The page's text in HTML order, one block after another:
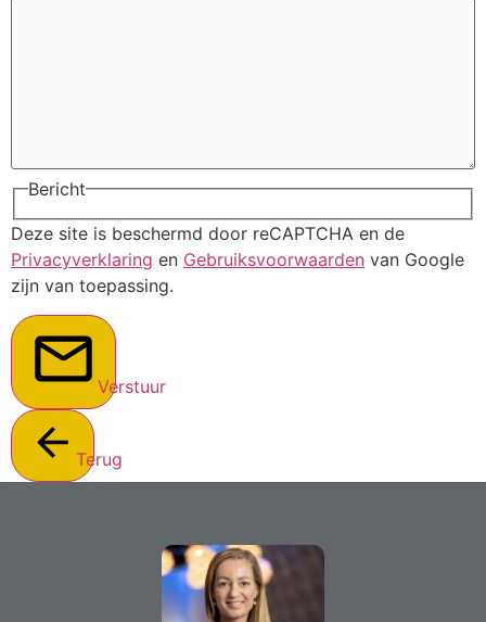
Bericht
Deze site is beschermd door reCAPTCHA en de
Privacyverklaring en Gebruiksvoorwaarden van Google
zijn van toepassing.
Verstuur
Terug